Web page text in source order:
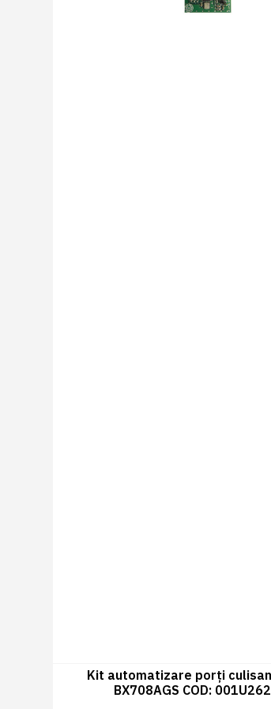
Cablu antena L=5m COD: 001TOP-
Kit automatizare porți
BX708AGS COD: